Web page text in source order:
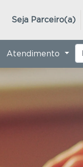
Seja Parceiro(a)
Atendimento